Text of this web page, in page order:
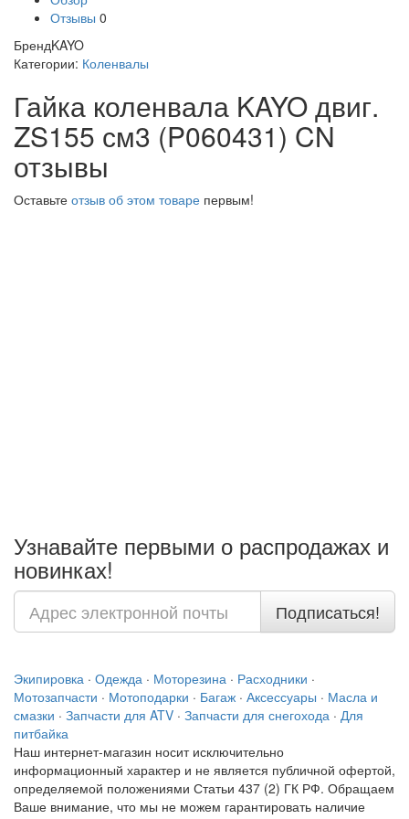
Отзывы 0
БрендKAYO
Категории: Коленвалы
Гайка коленвала KAYO двиг.
ZS155 см3 (P060431) CN
отзывы
Оставьте отзыв об этом товаре первым!
Узнавайте первыми о распродажах и
новинках!
Подписаться!
Экипировка · Одежда · Моторезина · Расходники ·
Мотозапчасти · Мотоподарки · Багаж · Аксессуары · Масла и
смазки · Запчасти для ATV · Запчасти для снегохода · Для
питбайка
Наш интернет-магазин носит исключительно
информационный характер и не является публичной офертой,
определяемой положениями Статьи 437 (2) ГК РФ. Обращаем
Ваше внимание, что мы не можем гарантировать наличие